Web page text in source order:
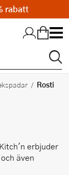
Rosti
erbjuder
även
rabatt